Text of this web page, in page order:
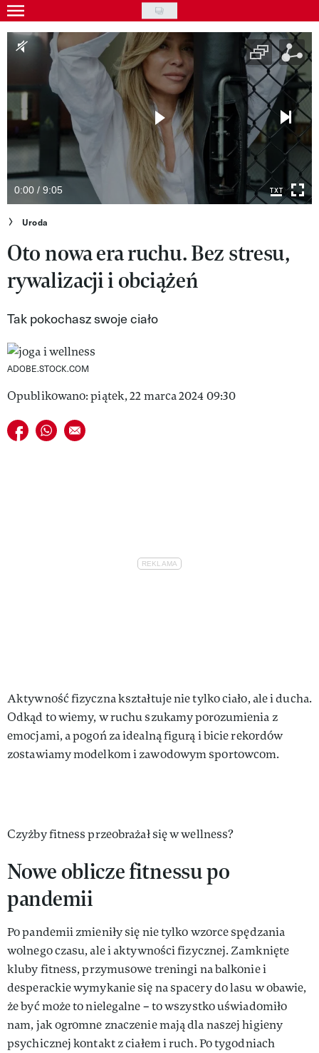
Skip
to
main
Gwiazdy
Moda
Uroda
Kultura
Wideo
Nasze akcje
VIVA!ART
VIVA!MAN
VIVA!PEOPLE POWER
VIVA!ITAKA
0:00 / 9:05
Uroda
Oto nowa era ruchu. Bez stresu,
rywalizacji i obciążeń
Tak pokochasz swoje ciało
ADOBE.STOCK.COM
Opublikowano: piątek, 22 marca 2024 09:30
Udostępnij na facebook
Udostępnij na whatsapp
E-mail do przyjaciela
Aktywność fizyczna kształtuje nie tylko ciało, ale i ducha.
Odkąd to wiemy, w ruchu szukamy porozumienia z
emocjami, a pogoń za idealną figurą i bicie rekordów
zostawiamy modelkom i zawodowym sportowcom.
Czyżby fitness przeobrażał się w wellness?
Nowe oblicze fitnessu po
pandemii
Po pandemii zmieniły się nie tylko wzorce spędzania
wolnego czasu, ale i aktywności fizycznej. Zamknięte
kluby fitness, przymusowe treningi na balkonie i
desperackie wymykanie się na spacery do lasu w obawie,
że być może to nielegalne – to wszystko uświadomiło
nam, jak ogromne znaczenie mają dla naszej higieny
psychicznej kontakt z ciałem i ruch. Po tygodniach